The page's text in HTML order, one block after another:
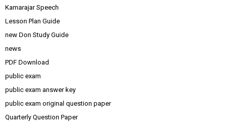
Kamarajar Speech
Lesson Plan Guide
new Don Study Guide
news
PDF Download
public exam
public exam answer key
public exam original question paper
Quarterly Question Paper